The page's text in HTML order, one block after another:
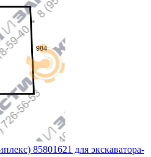
85801621 для экскаватора-